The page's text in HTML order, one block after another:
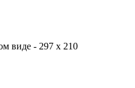
виде - 297 х 210